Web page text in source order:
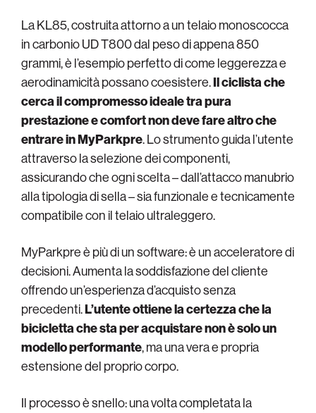
La KL85, costruita attorno a un telaio monoscocca
in carbonio UD T800 dal peso di appena 850
grammi, è l’esempio perfetto di come leggerezza e
aerodinamicità possano coesistere.Il ciclista che
cerca il compromesso ideale tra pura
prestazione e comfort non deve fare altro che
entrare in MyParkpre. Lo strumento guida l’utente
attraverso la selezione dei componenti,
assicurando che ogni scelta – dall’attacco manubrio
alla tipologia di sella – sia funzionale e tecnicamente
compatibile con il telaio ultraleggero.
MyParkpre è più di un software: è un acceleratore di
decisioni. Aumenta la soddisfazione del cliente
offrendo un’esperienza d’acquisto senza
precedenti.L’utente ottiene la certezza che la
bicicletta che sta per acquistare non è solo un
modello performante, ma una vera e propria
estensione del proprio corpo.
Il processo è snello: una volta completata la